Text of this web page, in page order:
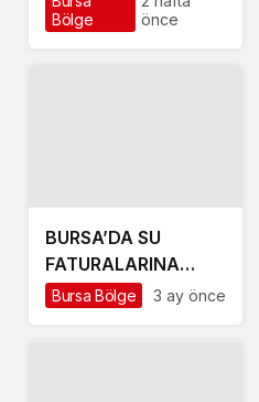
MUTLAKA TECELLİ
Bölge
önce
BURSA’DA SU
FATURALARINA
İNDİRİM
Bursa Bölge 3 ay önce